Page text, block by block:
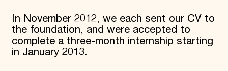
In November 2012, we each sent our CV to
the foundation, and were accepted to
complete a three-month internship starting
in January 2013.